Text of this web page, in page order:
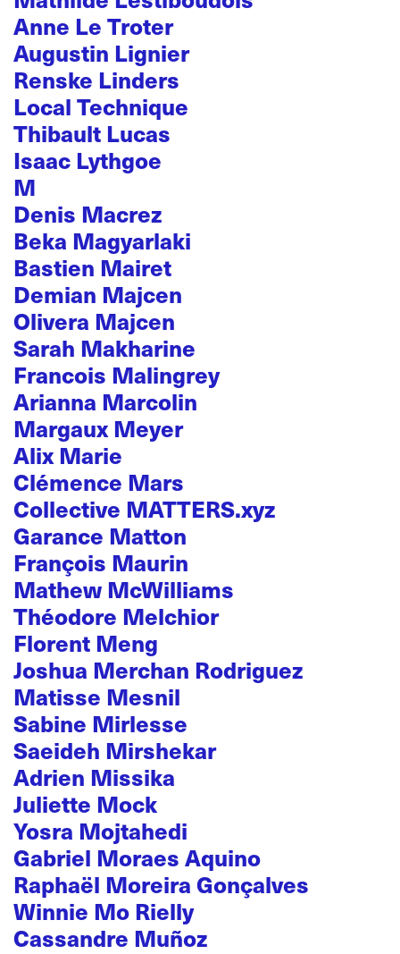
Anne Le Troter
Augustin Lignier
Renske Linders
Local Technique
Thibault Lucas
Isaac Lythgoe
M
Denis Macrez
Beka Magyarlaki
Bastien Mairet
Demian Majcen
Olivera Majcen
Sarah Makharine
Francois Malingrey
Arianna Marcolin
Margaux Meyer
Alix Marie
Clémence Mars
Collective MATTERS.xyz
Garance Matton
François Maurin
Mathew McWilliams
Théodore Melchior
Florent Meng
Joshua Merchan Rodriguez
Matisse Mesnil
Sabine Mirlesse
Saeideh Mirshekar
Adrien Missika
Juliette Mock
Yosra Mojtahedi
Gabriel Moraes Aquino
Raphaël Moreira Gonçalves
Winnie Mo Rielly
Cassandre Muñoz